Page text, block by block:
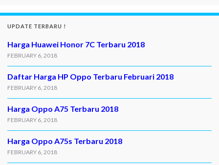
UPDATE TERBARU !
Harga Huawei Honor 7C Terbaru 2018
FEBRUARY 6, 2018
Daftar Harga HP Oppo Terbaru Februari 2018
FEBRUARY 6, 2018
Harga Oppo A75 Terbaru 2018
FEBRUARY 6, 2018
Harga Oppo A75s Terbaru 2018
FEBRUARY 6, 2018